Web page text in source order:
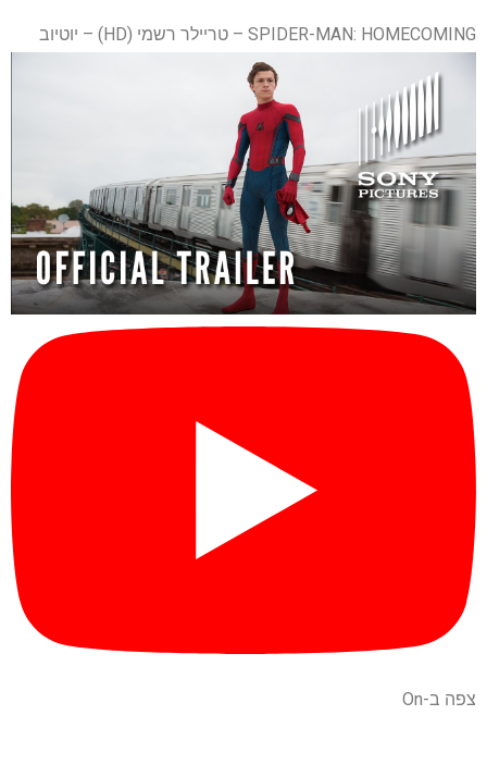
SPIDER-MAN: HOMECOMING – טריילר רשמי (HD) – יוטיוב
צפה ב-On